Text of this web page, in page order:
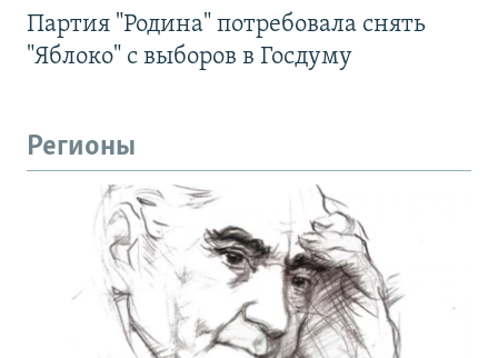
Партия "Родина" потребовала снять
"Яблоко" с выборов в Госдуму
Регионы